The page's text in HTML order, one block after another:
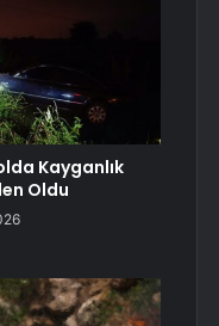
Kayganlık
Oldu